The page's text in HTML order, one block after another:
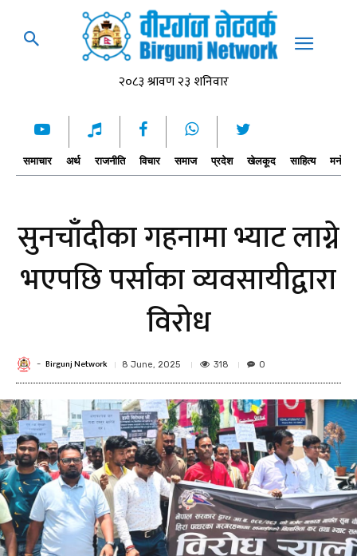
समाचार अर्थ राजनीति विचार समाज प्रदेश खेलकूद साहित्य
सुनचाँदीका गहनामा भ्याट लाग्ने
भएपछि पर्साका व्यवसायीद्वारा
विरोध
- Birgunj Network 8 June, 2025 318 0